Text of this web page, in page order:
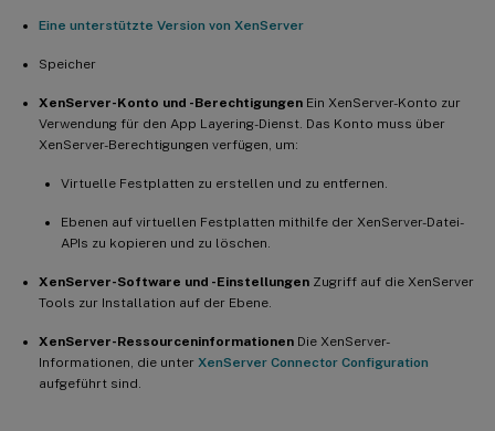
Eine unterstützte Version von XenServer
Speicher
XenServer-Konto und -Berechtigungen Ein XenServer-Konto zur
Verwendung für den App Layering-Dienst. Das Konto muss über
XenServer-Berechtigungen verfügen, um:
Virtuelle Festplatten zu erstellen und zu entfernen.
Ebenen auf virtuellen Festplatten mithilfe der XenServer-Datei-
APIs zu kopieren und zu löschen.
XenServer-Software und -Einstellungen Zugriff auf die XenServer
Tools zur Installation auf der Ebene.
XenServer-Ressourceninformationen Die XenServer-
Informationen, die unter XenServer Connector Configuration
aufgeführt sind.